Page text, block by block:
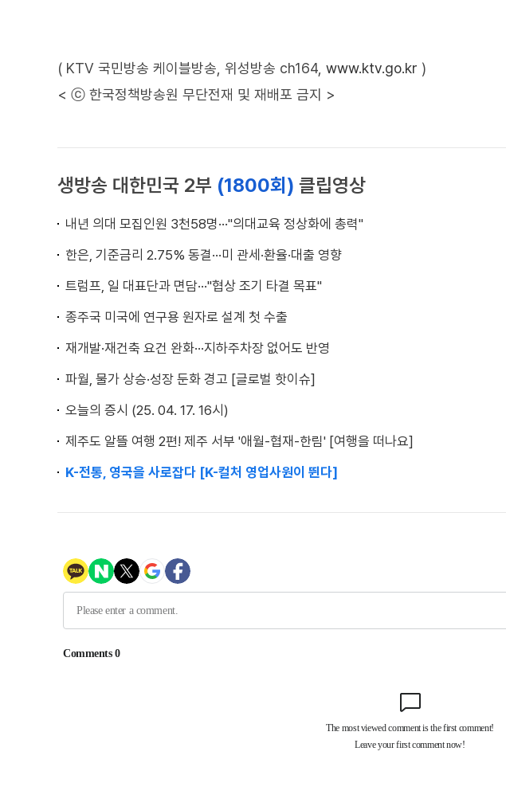
( KTV 국민방송 케이블방송, 위성방송 ch164, www.ktv.go.kr )
< ⓒ 한국정책방송원 무단전재 및 재배포 금지 >
생방송 대한민국 2부 (1800회) 클립영상
내년 의대 모집인원 3천58명···"의대교육 정상화에 총력"
한은, 기준금리 2.75% 동결···미 관세·환율·대출 영향
트럼프, 일 대표단과 면담···"협상 조기 타결 목표"
종주국 미국에 연구용 원자로 설계 첫 수출
재개발·재건축 요건 완화···지하주차장 없어도 반영
파월, 물가 상승·성장 둔화 경고 [글로벌 핫이슈]
오늘의 증시 (25. 04. 17. 16시)
제주도 알뜰 여행 2편! 제주 서부 '애월-협재-한림' [여행을 떠나요]
K-전통, 영국을 사로잡다 [K-컬처 영업사원이 뛴다]